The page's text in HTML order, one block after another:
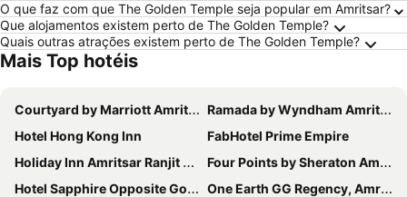
O que faz com que The Golden Temple seja popular em Amritsar?
Que alojamentos existem perto de The Golden Temple?
Quais outras atrações existem perto de The Golden Temple?
Mais Top hotéis
Courtyard by Marriott Amritsar
Ramada by Wyndham Amritsar
Hotel Hong Kong Inn
FabHotel Prime Empire
Holiday Inn Amritsar Ranjit Avenue By Ihg
Four Points by Sheraton Amritsar, Mall Road
Hotel Sapphire Opposite Golden Temple
One Earth GG Regency, Amritsar